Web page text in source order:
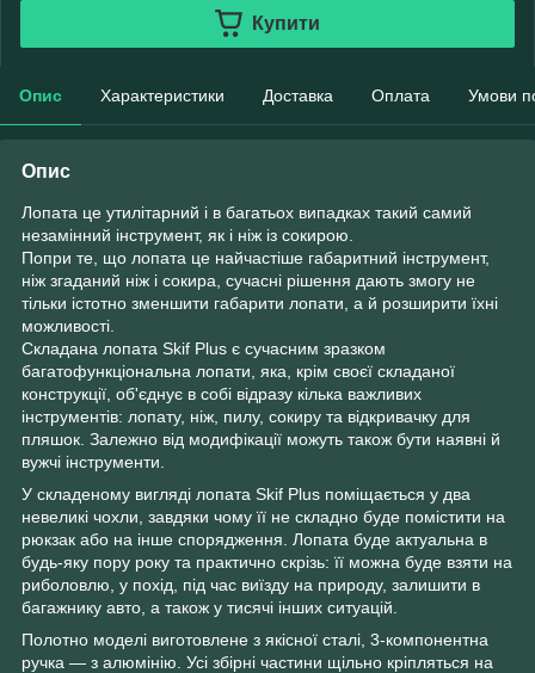
Купити
Опис Характеристики Доставка Оплата Умови
Опис
Лопата це утилітарний і в багатьох випадках такий самий
незамінний інструмент, як і ніж із сокирою.
Попри те, що лопата це найчастіше габаритний інструмент,
ніж згаданий ніж і сокира, сучасні рішення дають змогу не
тільки істотно зменшити габарити лопати, а й розширити їхні
можливості.
Складана лопата Skif Plus є сучасним зразком
багатофункціональна лопати, яка, крім своєї складаної
конструкції, об'єднує в собі відразу кілька важливих
інструментів: лопату, ніж, пилу, сокиру та відкривачку для
пляшок. Залежно від модифікації можуть також бути наявні й
вужчі інструменти.
У складеному вигляді лопата Skif Plus поміщається у два
невеликі чохли, завдяки чому її не складно буде помістити на
рюкзак або на інше спорядження. Лопата буде актуальна в
будь-яку пору року та практично скрізь: її можна буде взяти на
риболовлю, у похід, під час виїзду на природу, залишити в
багажнику авто, а також у тисячі інших ситуацій.
Полотно моделі виготовлене з якісної сталі, 3-компонентна
ручка — з алюмінію. Усі збірні частини щільно кріпляться на